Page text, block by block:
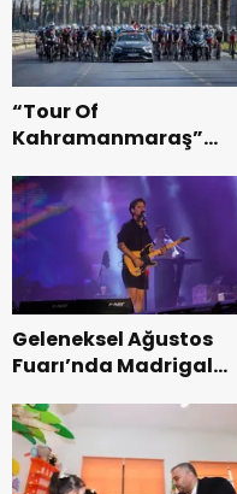
“Tour Of
Kahramanmaraş”
Bisikleti Turnuvası
Tamamlandı.
Geleneksel Ağustos
Fuarı’nda Madrigal